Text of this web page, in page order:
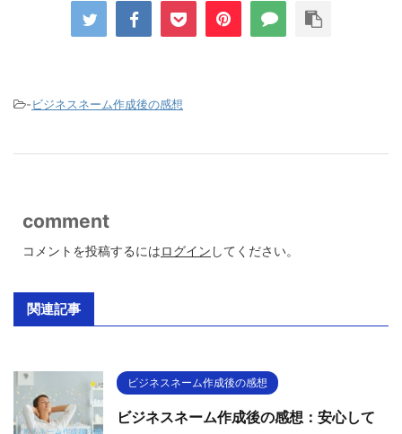
-ビジネスネーム作成後の感想
comment
コメントを投稿するにはログイン してください。
関連記事
ビジネスネーム作成後の感想
ビジネスネーム作成後の感想：安心して